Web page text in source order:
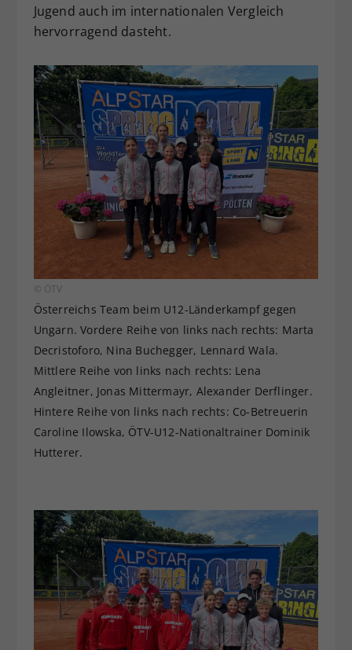
Jugend auch im internationalen Vergleich
hervorragend dasteht.
© ÖTV
Österreichs Team beim U12-Länderkampf gegen
Ungarn. Vordere Reihe von links nach rechts: Marta
Decristoforo, Nina Buchegger, Lennard Wala.
Mittlere Reihe von links nach rechts: Lena
Angleitner, Jonas Mittermayr, Alexander Derflinger.
Hintere Reihe von links nach rechts: Co-Betreuerin
Caroline Ilowska, ÖTV-U12-Nationaltrainer Dominik
Hutterer.